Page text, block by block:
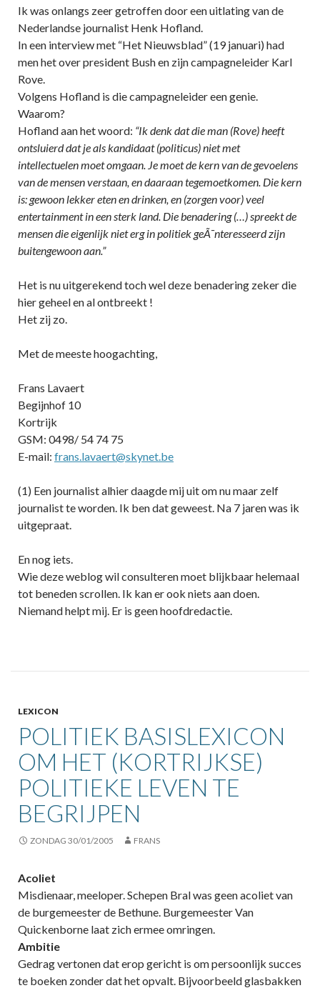
Ik was onlangs zeer getroffen door een uitlating van de
Nederlandse journalist Henk Hofland.
In een interview met “Het Nieuwsblad” (19 januari) had
men het over president Bush en zijn campagneleider Karl
Rove.
Volgens Hofland is die campagneleider een genie.
Waarom?
Hofland aan het woord: “Ik denk dat die man (Rove) heeft
ontsluierd dat je als kandidaat (politicus) niet met
intellectuelen moet omgaan. Je moet de kern van de gevoelens
van de mensen verstaan, en daaraan tegemoetkomen. Die kern
is: gewoon lekker eten en drinken, en (zorgen voor) veel
entertainment in een sterk land. Die benadering (…) spreekt de
mensen die eigenlijk niet erg in politiek geÃ¯nteresseerd zijn
buitengewoon aan.”
Het is nu uitgerekend toch wel deze benadering zeker die
hier geheel en al ontbreekt !
Het zij zo.
Met de meeste hoogachting,
Frans Lavaert
Begijnhof 10
Kortrijk
GSM: 0498/ 54 74 75
E-mail: frans.lavaert@skynet.be
(1) Een journalist alhier daagde mij uit om nu maar zelf
journalist te worden. Ik ben dat geweest. Na 7 jaren was ik
uitgepraat.
En nog iets.
Wie deze weblog wil consulteren moet blijkbaar helemaal
tot beneden scrollen. Ik kan er ook niets aan doen.
Niemand helpt mij. Er is geen hoofdredactie.
LEXICON
POLITIEK BASISLEXICON
OM HET (KORTRIJKSE)
POLITIEKE LEVEN TE
BEGRIJPEN
ZONDAG 30/01/2005 FRANS
Acoliet
Misdienaar, meeloper. Schepen Bral was geen acoliet van
de burgemeester de Bethune. Burgemeester Van
Quickenborne laat zich ermee omringen.
Ambitie
Gedrag vertonen dat erop gericht is om persoonlijk succes
te boeken zonder dat het opvalt. Bijvoorbeeld glasbakken